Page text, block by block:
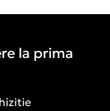
la prima